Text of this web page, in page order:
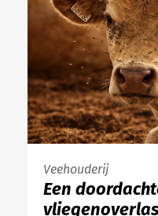
Veehouderij
Een